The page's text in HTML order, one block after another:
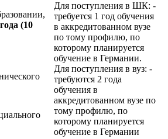
(10
Для поступления в ШК: -
требуется 1 год обучения
в аккредитованном вузе
по тому профилю, по
которому планируется
обучение в Германии.
Для поступления в вуз: -
требуются 2 года
обучения в
аккредитованном вузе по
тому профилю, по
которому планируется
обучение в Германии